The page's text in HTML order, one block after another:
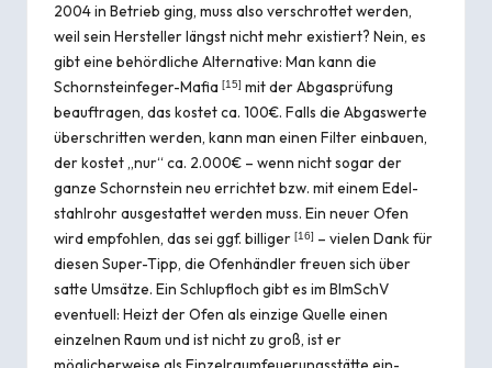
2004 in Betrieb ging, muss also verschrottet werden,
weil sein Hersteller längst nicht mehr existiert? Nein, es
gibt eine behördliche Alternative: Man kann die
Schornsteinfeger-Mafia [15] mit der Abgasprüfung
beauftragen, das kostet ca. 100€. Falls die Abgaswerte
überschritten werden, kann man einen Filter einbauen,
der kostet „nur“ ca. 2.000€ – wenn nicht sogar der
ganze Schorn­stein neu errichtet bzw. mit einem Edel­
stahlrohr ausgestattet werden muss. Ein neuer Ofen
wird empfohlen, das sei ggf. billiger [16] – vielen Dank für
diesen Super-Tipp, die Ofen­händler freuen sich über
satte Umsätze. Ein Schlupfloch gibt es im BImSchV
eventuell: Heizt der Ofen als einzige Quelle einen
einzelnen Raum und ist nicht zu groß, ist er